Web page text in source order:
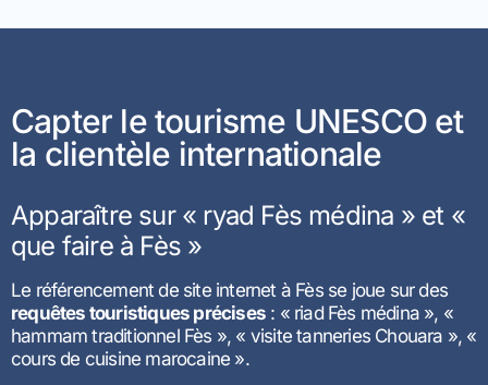
Capter le tourisme UNESCO et
la clientèle internationale
Apparaître sur « ryad Fès médina » et «
que faire à Fès »
Le référencement de site internet à Fès se joue sur des
requêtes touristiques précises : « riad Fès médina », «
hammam traditionnel Fès », « visite tanneries Chouara », «
cours de cuisine marocaine ».